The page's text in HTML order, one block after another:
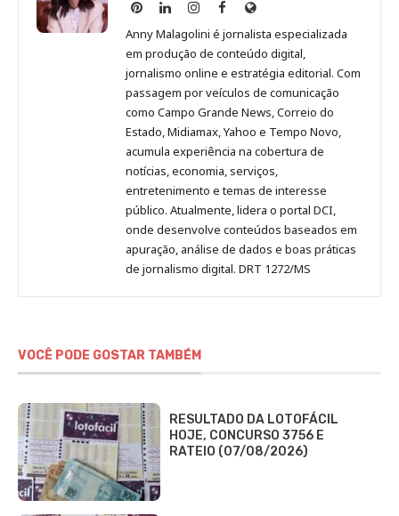
Anny
Malagolini
no
Pinterest
Anny
Malagolini
no
LinkedIn
Anny
Malagolini
no
Instagram
Anny
Malagolini
no
Facebook
Site
de
Anny
Malagolini
Anny Malagolini é jornalista especializada
em produção de conteúdo digital,
jornalismo online e estratégia editorial. Com
passagem por veículos de comunicação
como Campo Grande News, Correio do
Estado, Midiamax, Yahoo e Tempo Novo,
acumula experiência na cobertura de
notícias, economia, serviços,
entretenimento e temas de interesse
público. Atualmente, lidera o portal DCI,
onde desenvolve conteúdos baseados em
apuração, análise de dados e boas práticas
de jornalismo digital. DRT 1272/MS
VOCÊ PODE GOSTAR TAMBÉM
RESULTADO DA LOTOFÁCIL
HOJE, CONCURSO 3756 E
RATEIO (07/08/2026)